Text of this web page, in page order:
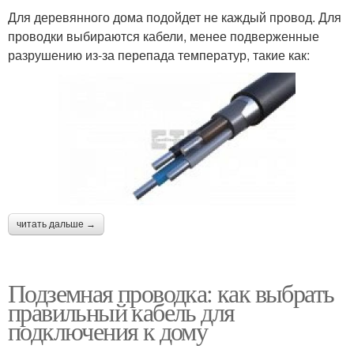
Для деревянного дома подойдет не каждый провод. Для
проводки выбираются кабели, менее подверженные
разрушению из-за перепада температур, такие как:
читать дальше →
Подземная проводка: как выбрать
правильный кабель для
подключения к дому